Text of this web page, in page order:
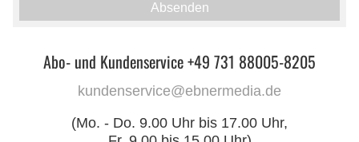
Absenden
Abo- und Kundenservice +49 731 88005-8205
kundenservice@ebnermedia.de
(Mo. - Do. 9.00 Uhr bis 17.00 Uhr,